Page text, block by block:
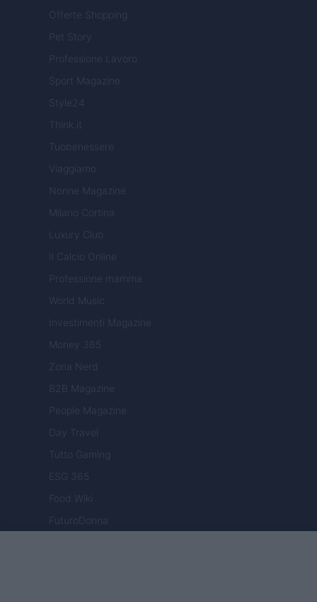
Offerte Shopping
Pet Story
Professione Lavoro
Sport Magazine
Style24
Think.it
Tuobenessere
Viaggiamo
Nonne Magazine
Milano Cortina
Luxury Club
Il Calcio Online
Professione mamma
World Music
Investimenti Magazine
Money 365
Zona Nerd
B2B Magazine
People Magazine
Day Travel
Tutto Gaming
ESG 365
Food Wiki
FuturoDonna